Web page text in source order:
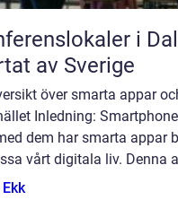
i
av Sverige
över smarta appar
Inledning:
dem har smarta appar
vårt digitala liv. Denna